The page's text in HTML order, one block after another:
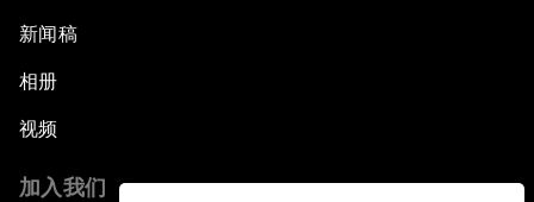
新闻稿
相册
视频
加入我们